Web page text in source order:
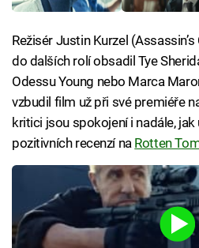
Režisér Justin Kurzel
do dalších rolí obsadil Tye
Odessu Young nebo Marca
vzbudil film už při své premiéře
kritici jsou spokojení i nadále, jak
pozitivních recenzí na Rotten